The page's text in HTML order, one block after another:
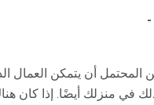
المحتمل أن يتمكن العمال
في منزلك أيضًا. إذا كان